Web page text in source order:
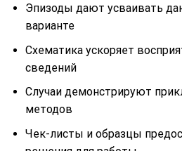
Эпизоды дают усваивать
варианте
Схематика ускоряет
сведений
Случаи демонстрируют
методов
Чек-листы и образцы